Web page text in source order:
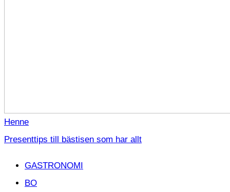
Henne
Presenttips till bästisen som har allt
GASTRONOMI
BO